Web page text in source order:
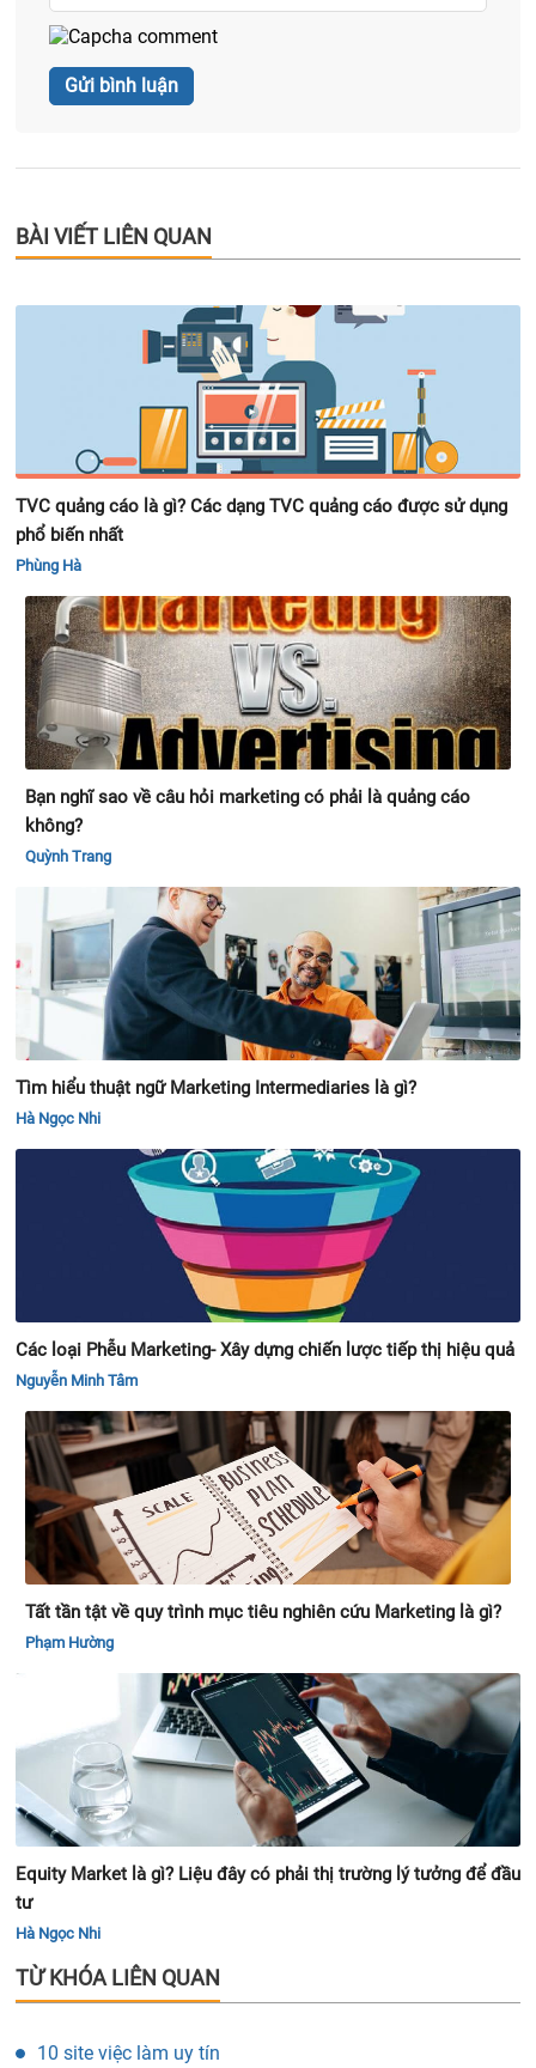
BÀI VIẾT LIÊN QUAN
TVC quảng cáo là gì? Các dạng TVC quảng cáo được sử dụng
phổ biến nhất
Phùng Hà
Bạn nghĩ sao về câu hỏi marketing có phải là quảng cáo
không?
Quỳnh Trang
Tìm hiểu thuật ngữ Marketing Intermediaries là gì?
Hà Ngọc Nhi
Các loại Phễu Marketing- Xây dựng chiến lược tiếp thị hiệu quả
Nguyễn Minh Tâm
Tất tần tật về quy trình mục tiêu nghiên cứu Marketing là gì?
Phạm Hường
Equity Market là gì? Liệu đây có phải thị trường lý tưởng để đầu
tư
Hà Ngọc Nhi
TỪ KHÓA LIÊN QUAN
10 site việc làm uy tín